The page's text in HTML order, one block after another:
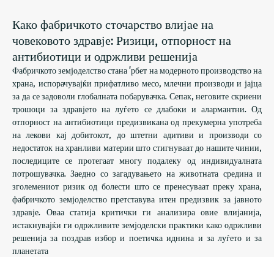
Како фабричкото сточарство влијае на
човековото здравје: Ризици, отпорност на
антибиотици и одржливи решенија
Фабричкото земјоделство стана 'рбет на модерното производство на
храна, испорачувајќи прифатливо месо, млечни производи и јајца
за да се задоволи глобалната побарувачка. Сепак, неговите скриени
трошоци за здравјето на луѓето се длабоки и алармантни. Од
отпорност на антибиотици предизвикана од прекумерна употреба
на лекови кај добитокот, до штетни адитиви и производи со
недостаток на хранливи материи што стигнуваат до нашите чинии,
последиците се протегаат многу подалеку од индивидуалната
потрошувачка. Заедно со загадувањето на животната средина и
зголемениот ризик од болести што се пренесуваат преку храна,
фабричкото земјоделство претставува итен предизвик за јавното
здравје. Оваа статија критички ги анализира овие влијанија,
истакнувајќи ги одржливите земјоделски практики како одржливи
решенија за поздрав избор и поетичка иднина и за луѓето и за
планетата